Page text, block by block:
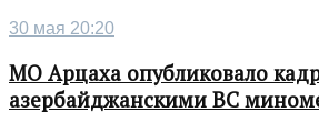
30 мая 20:20
МО Арцаха опубликовало
азербайджанскими ВС